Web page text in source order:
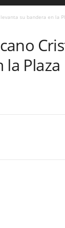
su bandera en la
Plaza